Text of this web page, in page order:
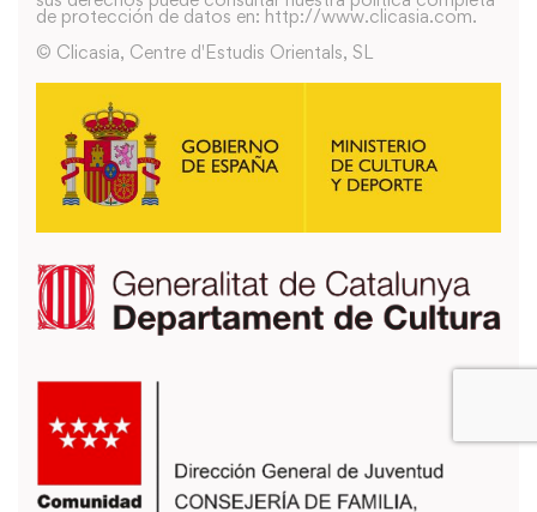
de protección de datos en: http://www.clicasia.com.
© Clicasia, Centre d'Estudis Orientals, SL